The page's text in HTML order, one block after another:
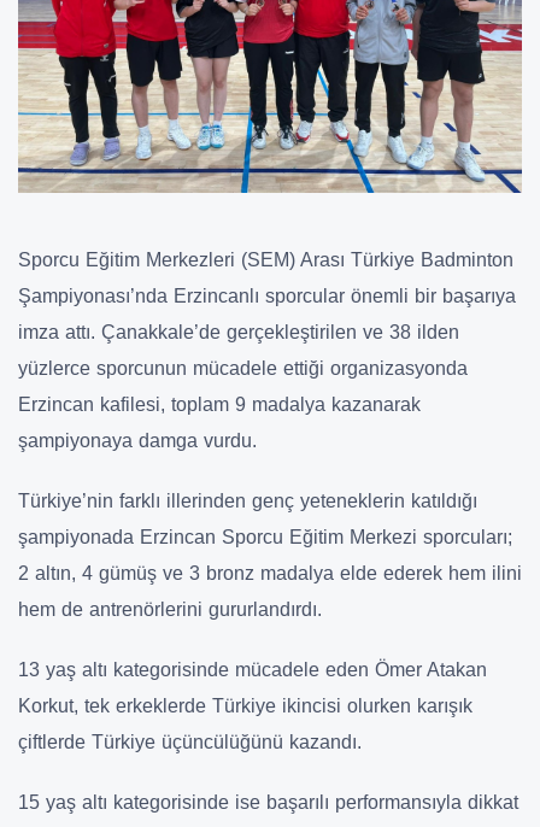
Sporcu Eğitim Merkezleri (SEM) Arası Türkiye Badminton
Şampiyonası’nda Erzincanlı sporcular önemli bir başarıya
imza attı. Çanakkale’de gerçekleştirilen ve 38 ilden
yüzlerce sporcunun mücadele ettiği organizasyonda
Erzincan kafilesi, toplam 9 madalya kazanarak
şampiyonaya damga vurdu.
Türkiye’nin farklı illerinden genç yeteneklerin katıldığı
şampiyonada Erzincan Sporcu Eğitim Merkezi sporcuları;
2 altın, 4 gümüş ve 3 bronz madalya elde ederek hem ilini
hem de antrenörlerini gururlandırdı.
13 yaş altı kategorisinde mücadele eden Ömer Atakan
Korkut, tek erkeklerde Türkiye ikincisi olurken karışık
çiftlerde Türkiye üçüncülüğünü kazandı.
15 yaş altı kategorisinde ise başarılı performansıyla dikkat